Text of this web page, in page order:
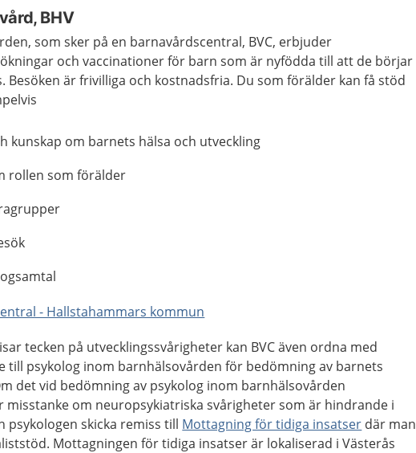
BHV
som sker på en barnavårdscentral, BVC, erbjuder
och vaccinationer för barn som är nyfödda till att de börjar
Besöken är frivilliga och kostnadsfria. Du som förälder kan få stöd
kunskap om barnets hälsa och utveckling
rollen som förälder
- Hallstahammars kommun
tecken på utvecklingssvårigheter kan BVC även ordna med
till psykolog inom barnhälsovården för bedömning av barnets
det vid bedömning av psykolog inom barnhälsovården
misstanke om neuropsykiatriska svårigheter som är hindrande i
psykologen skicka remiss till Mottagning för tidiga insatser där man
Mottagningen för tidiga insatser är lokaliserad i Västerås